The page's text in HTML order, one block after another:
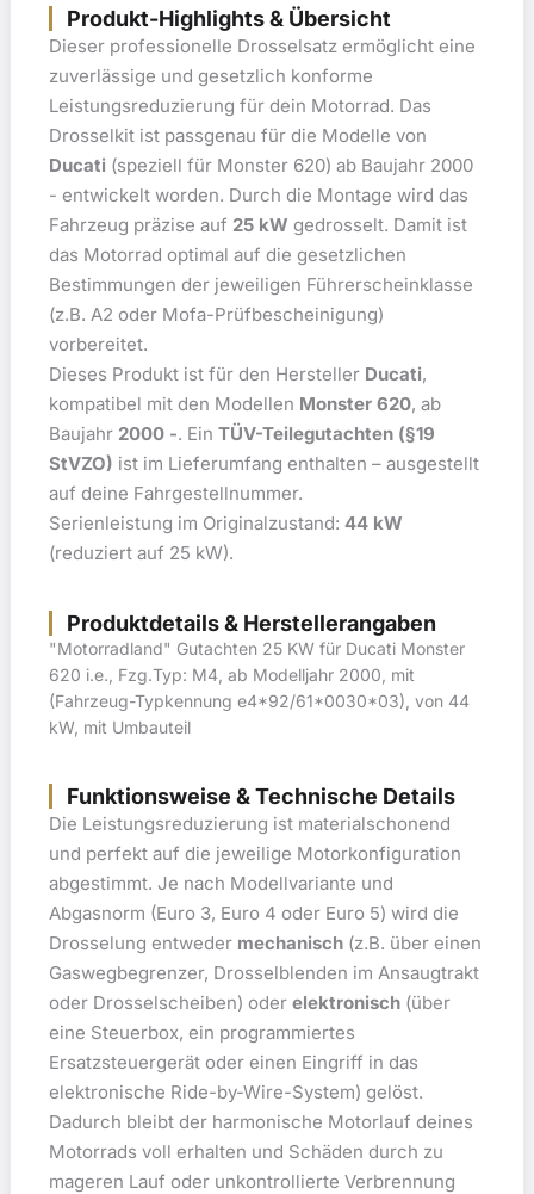
Produkt-Highlights & Übersicht
Dieser professionelle Drosselsatz ermöglicht eine
zuverlässige und gesetzlich konforme
Leistungsreduzierung für dein Motorrad. Das
Drosselkit ist passgenau für die Modelle von
Ducati (speziell für Monster 620) ab Baujahr 2000
- entwickelt worden. Durch die Montage wird das
Fahrzeug präzise auf 25 kW gedrosselt. Damit ist
das Motorrad optimal auf die gesetzlichen
Bestimmungen der jeweiligen Führerscheinklasse
(z.B. A2 oder Mofa-Prüfbescheinigung)
vorbereitet.
Dieses Produkt ist für den Hersteller Ducati,
kompatibel mit den Modellen Monster 620, ab
Baujahr 2000 -. Ein TÜV-Teilegutachten (§19
StVZO) ist im Lieferumfang enthalten – ausgestellt
auf deine Fahrgestellnummer.
Serienleistung im Originalzustand: 44 kW
(reduziert auf 25 kW).
Produktdetails & Herstellerangaben
"Motorradland" Gutachten 25 KW für Ducati Monster
620 i.e., Fzg.Typ: M4, ab Modelljahr 2000, mit
(Fahrzeug-Typkennung e4*92/61*0030*03), von 44
kW, mit Umbauteil
Funktionsweise & Technische Details
Die Leistungsreduzierung ist materialschonend
und perfekt auf die jeweilige Motorkonfiguration
abgestimmt. Je nach Modellvariante und
Abgasnorm (Euro 3, Euro 4 oder Euro 5) wird die
Drosselung entweder mechanisch (z.B. über einen
Gaswegbegrenzer, Drosselblenden im Ansaugtrakt
oder Drosselscheiben) oder elektronisch (über
eine Steuerbox, ein programmiertes
Ersatzsteuergerät oder einen Eingriff in das
elektronische Ride-by-Wire-System) gelöst.
Dadurch bleibt der harmonische Motorlauf deines
Motorrads voll erhalten und Schäden durch zu
mageren Lauf oder unkontrollierte Verbrennung